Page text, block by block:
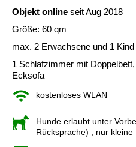
Objekt online seit Aug 2018
Größe: 60 qm
max. 2 Erwachsene und 1
1 Schlafzimmer mit
Ecksofa
kostenloses WLAN
Hunde erlaubt unter
Rücksprache) , nur